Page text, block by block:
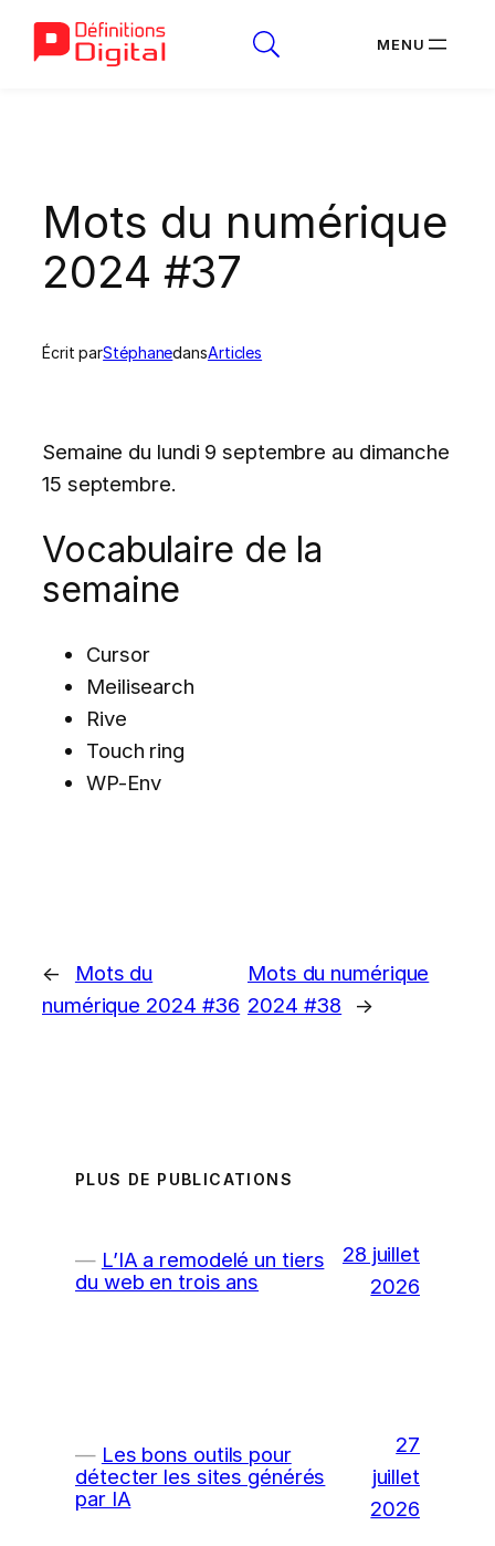
Mots du numérique
2024 #37
Écrit parStéphanedansArticles
Semaine du lundi 9 septembre au dimanche
15 septembre.
Vocabulaire de la
semaine
Cursor
Meilisearch
Rive
Touch ring
WP-Env
←
Mots du
numérique 2024 #36
Mots du numérique
2024 #38
→
PLUS DE PUBLICATIONS
L’IA a remodelé un tiers
du web en trois ans
28 juillet
2026
Les bons outils pour
détecter les sites générés
par IA
27
juillet
2026